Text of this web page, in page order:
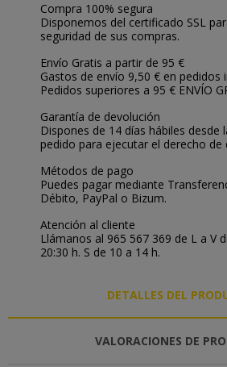
Compra 100% segura
Disponemos del certificado SSL
seguridad de sus compras.
Envío Gratis a partir de 95 €
Gastos de envío 9,50 € en pedidos
Pedidos superiores a 95 € ENVÍO
Garantía de devolución
Dispones de 14 días hábiles desde
pedido para ejecutar el derecho de
Métodos de pago
Puedes pagar mediante
Débito, PayPal o Bizum.
Atención al cliente
Llámanos al 965 567 369 de L a V
20:30 h. S de 10 a 14 h.
DETALLES DEL
VALORACIONES DE